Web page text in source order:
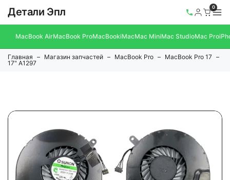
Детали Эпл 0
MacBook AirMacBook ProMacBookiMacMac MiniMac StudioMac Pro
Главная Магазин запчастей MacBook Pro
MacBook Pro 17
17" A1297